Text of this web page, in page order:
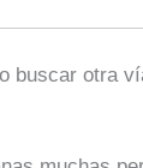
buscar otra